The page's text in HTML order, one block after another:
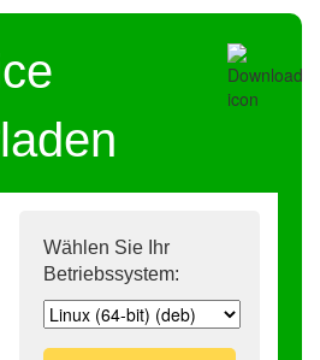
Wählen Sie Ihr
Betriebssystem: